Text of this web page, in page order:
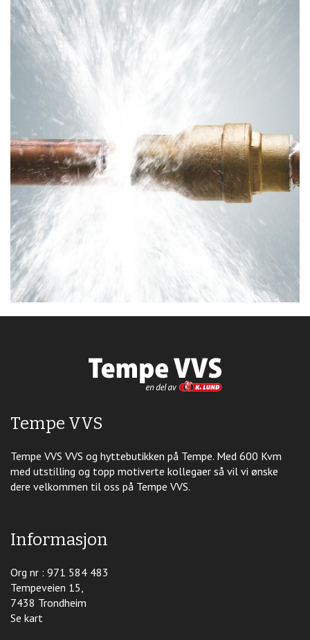
Tempe VVS
Tempe VVS VVS og hyttebutikken på Tempe. Med 600 Kvm
med utstilling og topp motiverte kollegaer så vil vi ønske
dere velkommen til oss på Tempe VVS.
Informasjon
Org nr : 971 584 483
Tempeveien 15,
7438 Trondheim
Se kart